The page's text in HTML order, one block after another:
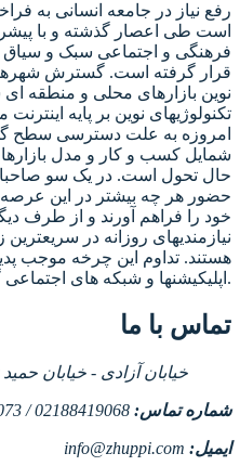
رفع نیاز در جامعه انسانی به
است طی اعصار گذشته و با
فرهنگی و اجتماعی سبک و سیاق
قرار گرفته است. گسترش
نوین بازارهای محلی و منطقه
تکنولوژیهای نوین بر پایه
امروزه به علت دسترسی سطح
شمایل کسب و کار و مدل
حال تحول است. در یک سو
حضور هر چه بیشتر در این
خود را فراهم آورند و از طرف
نیازمندیهای روزانه در
هستند. تداوم این چرخه موجب
اپلیکیشنها و شبکه های اجتماعی گردید.
تماس با ما
خیابان آزادی - خیابان حمید
شماره تماس: 02188419068 / 02188456073
ایمیل: info@zhuppi.com